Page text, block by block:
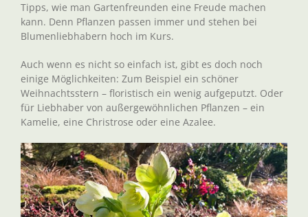
Tipps, wie man Gartenfreunden eine Freude machen
kann. Denn Pflanzen passen immer und stehen bei
Blumenliebhabern hoch im Kurs.
Auch wenn es nicht so einfach ist, gibt es doch noch
einige Möglichkeiten: Zum Beispiel ein schöner
Weihnachtsstern – floristisch ein wenig aufgeputzt. Oder
für Liebhaber von außergewöhnlichen Pflanzen – ein
Kamelie, eine Christrose oder eine Azalee.